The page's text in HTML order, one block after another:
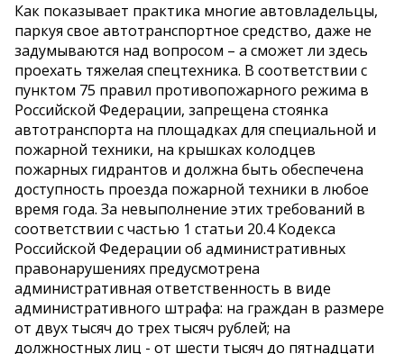
Как показывает практика многие автовладельцы,
паркуя свое автотранспортное средство, даже не
задумываются над вопросом – а сможет ли здесь
проехать тяжелая спецтехника. В соответствии с
пунктом 75 правил противопожарного режима в
Российской Федерации, запрещена стоянка
автотранспорта на площадках для специальной и
пожарной техники, на крышках колодцев
пожарных гидрантов и должна быть обеспечена
доступность проезда пожарной техники в любое
время года. За невыполнение этих требований в
соответствии с частью 1 статьи 20.4 Кодекса
Российской Федерации об административных
правонарушениях предусмотрена
административная ответственность в виде
административного штрафа: на граждан в размере
от двух тысяч до трех тысяч рублей; на
должностных лиц - от шести тысяч до пятнадцати